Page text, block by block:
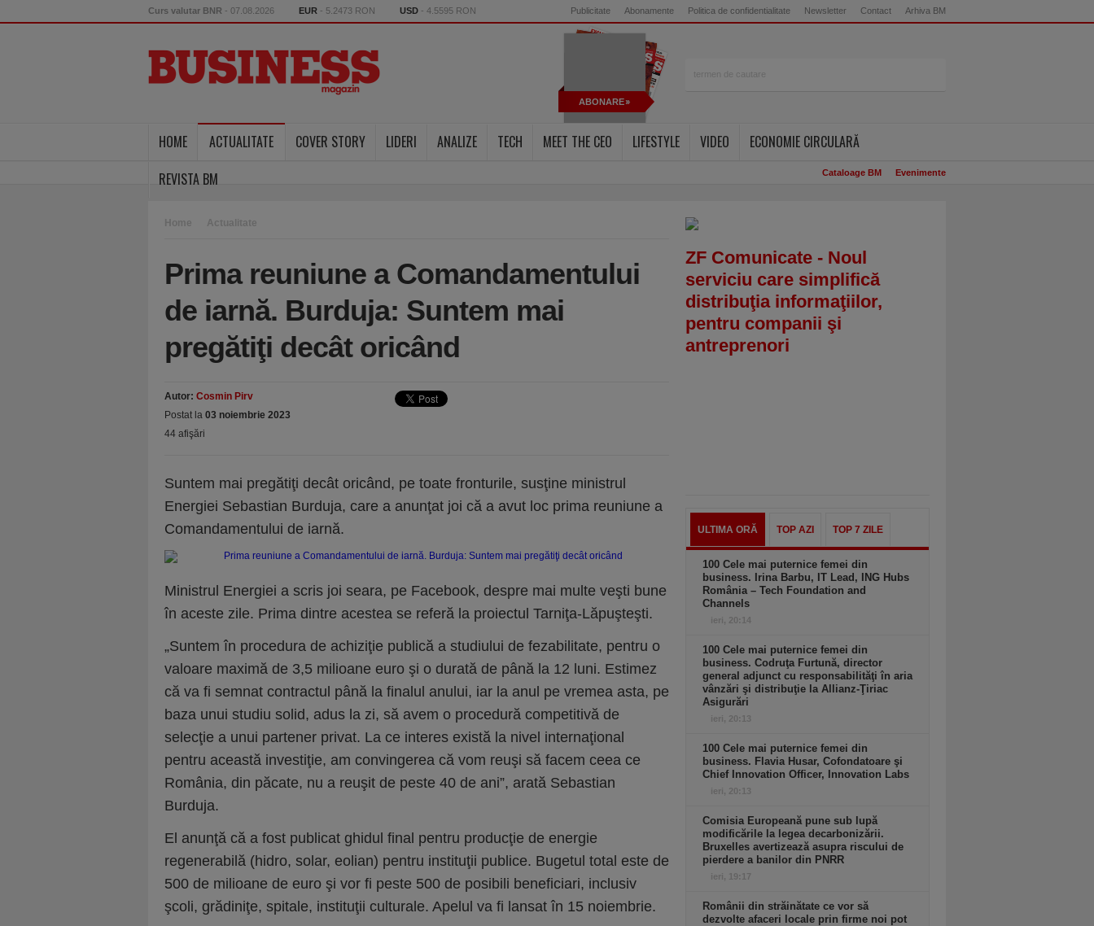
Curs valutar BNR - 07.08.2026 EUR - 5.2473 RON USD - 4.5595 RON Publicitate Abonamente Politica de confidentialitate Newsletter Contact Arhiva BM
ABONARE
HOME ACTUALITATE COVER STORY LIDERI ANALIZE TECH MEET THE CEO LIFESTYLE VIDEO
ECONOMIE CIRCULARĂ
REVISTA BM
Cataloage BM Evenimente
Home Actualitate
Prima reuniune a Comandamentului
de iarnă. Burduja: Suntem mai
pregătiţi decât oricând
Autor: Cosmin Pirv
Postat la 03 noiembrie 2023
44 afişări
Suntem mai pregătiţi decât oricând, pe toate fronturile, susţine ministrul
Energiei Sebastian Burduja, care a anunţat joi că a avut loc prima reuniune a
Comandamentului de iarnă.
Ministrul Energiei a scris joi seara, pe Facebook, despre mai multe veşti bune
în aceste zile. Prima dintre acestea se referă la proiectul Tarniţa-Lăpuşteşti.
„Suntem în procedura de achiziţie publică a studiului de fezabilitate, pentru o
valoare maximă de 3,5 milioane euro şi o durată de până la 12 luni. Estimez
că va fi semnat contractul până la finalul anului, iar la anul pe vremea asta, pe
baza unui studiu solid, adus la zi, să avem o procedură competitivă de
selecţie a unui partener privat. La ce interes există la nivel internaţional
pentru această investiţie, am convingerea că vom reuşi să facem ceea ce
România, din păcate, nu a reuşit de peste 40 de ani”, arată Sebastian
Burduja.
El anunţă că a fost publicat ghidul final pentru producţie de energie
regenerabilă (hidro, solar, eolian) pentru instituţii publice. Bugetul total este de
500 de milioane de euro şi vor fi peste 500 de posibili beneficiari, inclusiv
şcoli, grădiniţe, spitale, instituţii culturale. Apelul va fi lansat în 15 noiembrie.
ZF Comunicate - Noul
serviciu care simplifică
distribuţia informaţiilor,
pentru companii şi
antreprenori
ULTIMA ORĂ TOP AZI TOP 7 ZILE
100 Cele mai puternice femei din
business. Irina Barbu, IT Lead, ING Hubs
România – Tech Foundation and
Channels
ieri, 20:14
100 Cele mai puternice femei din
business. Codruţa Furtună, director
general adjunct cu responsabilităţi în aria
vânzări şi distribuţie la Allianz-Ţiriac
Asigurări
ieri, 20:13
100 Cele mai puternice femei din
business. Flavia Husar, Cofondatoare şi
Chief Innovation Officer, Innovation Labs
ieri, 20:13
Comisia Europeană pune sub lupă
modificările la legea decarbonizării.
Bruxelles avertizează asupra riscului de
pierdere a banilor din PNRR
ieri, 19:17
Românii din străinătate ce vor să
dezvolte afaceri locale prin firme noi pot